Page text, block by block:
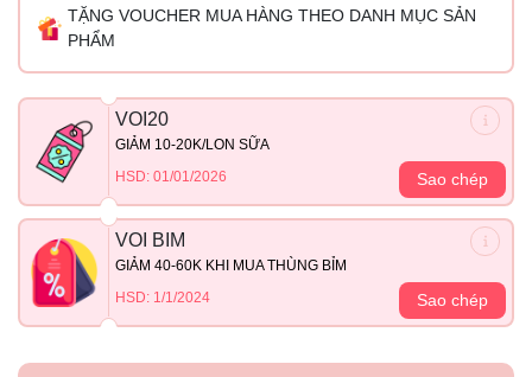
TẶNG VOUCHER MUA HÀNG THEO DANH MỤC SẢN
PHẨM
VOI20
GIẢM 10-20K/LON SỮA
HSD: 01/01/2026
Sao chép
VOI BIM
GIẢM 40-60K KHI MUA THÙNG BỈM
HSD: 1/1/2024
Sao chép